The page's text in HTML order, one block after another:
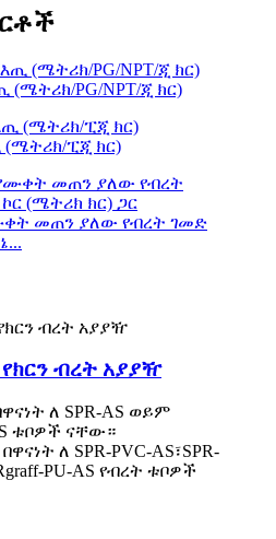
(ሜትሪክ/PG/NPT/ጂ ክር)
(ሜትሪክ/ፒጂ ክር)
መጠን ያለው የብረት ገመድ
የክርን ብረት አያያዥ
ለ SPR-AS ወይም
ቱቦዎች ናቸው።
ለ SPR-PVC-AS፣SPR-
PU-AS የብረት ቱቦዎች